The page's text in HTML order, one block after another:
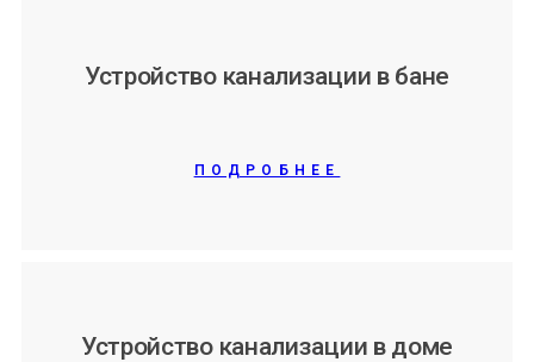
Устройство канализации в бане
ПОДРОБНЕЕ
Устройство канализации в доме